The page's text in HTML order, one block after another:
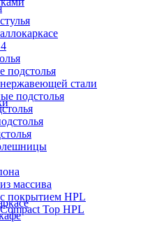
стали
подстолья
массива
покрытием HPL
Top HPL